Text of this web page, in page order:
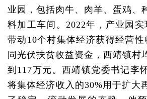
业园，包括肉牛、肉羊、蛋鸡、
料加工车间。2022年，产业园实
带动10个村集体经济获得经营性
同光伏扶贫收益资金，西靖镇村
到117万元。西靖镇党委书记李
将集体经济收入的30%用于扩大